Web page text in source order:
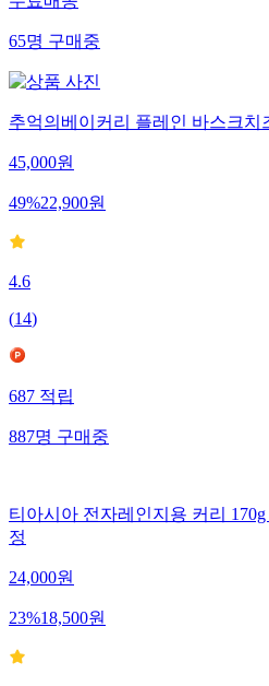
65명 구매중
추억의베이커리 플레인 바스크치
45,000원
49%22,900원
4.6
(14)
687 적립
887명 구매중
티아시아 전자레인지용 커리
정
24,000원
23%18,500원